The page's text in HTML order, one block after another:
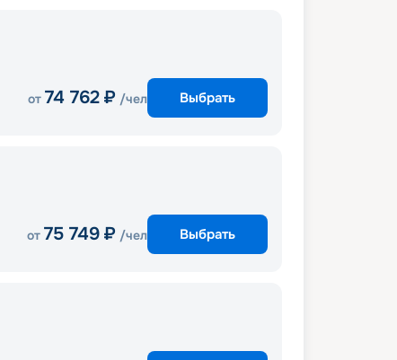
от 74 762 ₽ /чел Выбрать
от 75 749 ₽ /чел Выбрать